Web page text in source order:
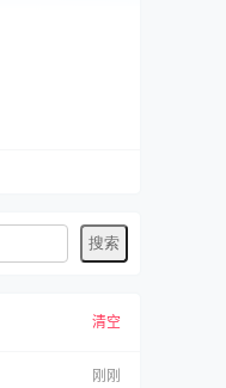
清空
刚刚